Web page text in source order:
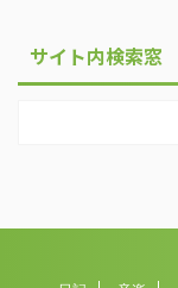
サイト内検索窓